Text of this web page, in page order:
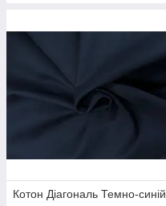
Котон Діагональ Темно-синій